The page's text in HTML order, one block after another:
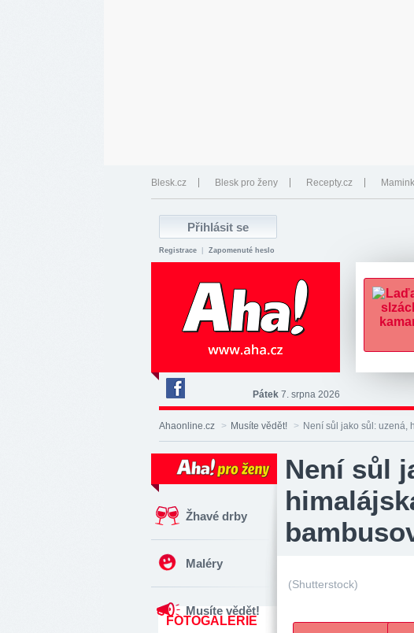
Blesk.cz Blesk pro ženy Recepty.cz
Registrace Zapomenuté heslo
Deník
Aha!
na
Pátek 7. srpna 2026
Ahaonline.cz > Musíte vědět! > Není sůl jako sůl: uzená,
Žhavé drby
Maléry
Musíte vědět!
Není sůl
(Shutterstock)
FOTOGALERIE